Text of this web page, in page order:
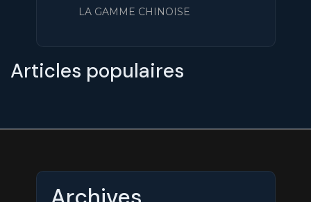
LA GAMME CHINOISE
Articles populaires